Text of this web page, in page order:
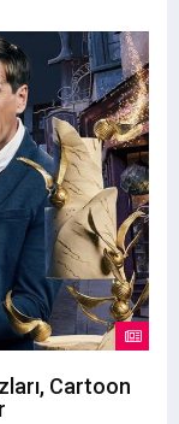
Cartoon